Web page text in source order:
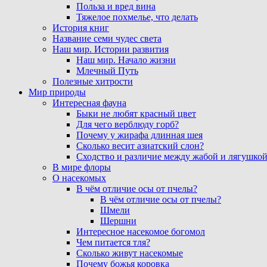
Польза и вред вина
Тяжелое похмелье, что делать
История книг
Название семи чудес света
Наш мир. Истории развития
Наш мир. Начало жизни
Млечный Путь
Полезные хитрости
Мир природы
Интересная фауна
Быки не любят красный цвет
Для чего верблюду горб?
Почему у жирафа длинная шея
Сколько весит азиатский слон?
Сходство и различие между жабой и лягушкой
В мире флоры
О насекомых
В чём отличие осы от пчелы?
В чём отличие осы от пчелы?
Шмели
Шершни
Интересное насекомое богомол
Чем питается тля?
Сколько живут насекомые
Почему божья коровка